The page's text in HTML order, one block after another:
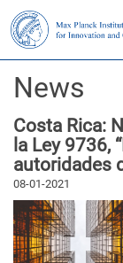
News
Costa Rica:
la Ley 9736,
autoridades
08-01-2021